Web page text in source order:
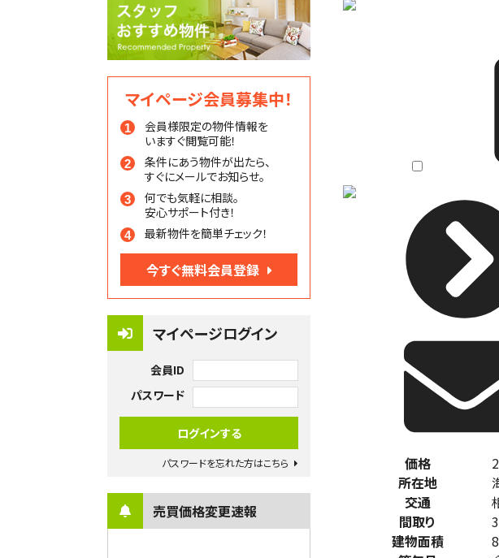
マイページ会員募集中！
会員様限定の物件情報を
いますぐ閲覧可能！
条件にあう物件が出たら、
すぐにメールでお知らせ。
何でも気軽に相談。
安心サポート付き！
最新物件を簡単チェック！
今すぐ無料会員登録
マイページログイン
会員ID
パスワード
パスワードを忘れた方はこちら
売買価格変更速報
価格
所在地
交通
間取り
建物面積